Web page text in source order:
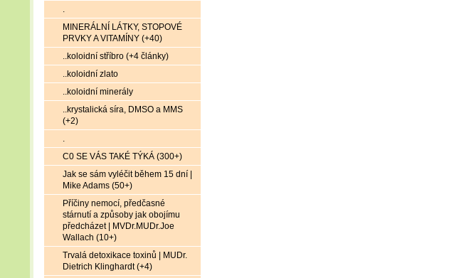
.
MINERÁLNÍ LÁTKY, STOPOVÉ
PRVKY A VITAMÍNY (+40)
..koloidní stříbro (+4 články)
..koloidní zlato
..koloidní minerály
..krystalická síra, DMSO a MMS
(+2)
.
C0 SE VÁS TAKÉ TÝKÁ (300+)
Jak se sám vyléčit během 15 dní |
Mike Adams (50+)
Příčiny nemocí, předčasné
stárnutí a způsoby jak obojímu
předcházet | MVDr.MUDr.Joe
Wallach (10+)
Trvalá detoxikace toxinů | MUDr.
Dietrich Klinghardt (+4)